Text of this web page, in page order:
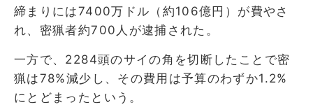
締まりには7400万ドル（約106億円）が費やさ
れ、密猟者約700人が逮捕された。
一方で、2284頭のサイの角を切断したことで密
猟は78%減少し、その費用は予算のわずか1.2%
にとどまったという。